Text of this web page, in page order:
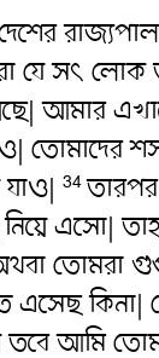
যে সৎ‌ লোক
আমার
তোমাদের
যাও| 34
এসো|
তোমরা
এসেছ কিনা|
তবে আমি